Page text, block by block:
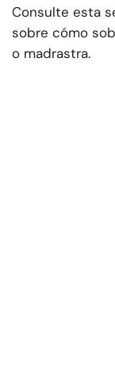
Consulte esta
sobre cómo
o madrastra.